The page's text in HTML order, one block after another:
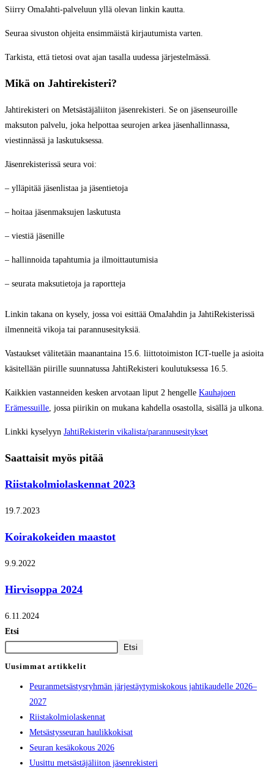
Siirry OmaJahti-palveluun yllä olevan linkin kautta.
Seuraa sivuston ohjeita ensimmäistä kirjautumista varten.
Tarkista, että tietosi ovat ajan tasalla uudessa järjestelmässä.
Mikä on Jahtirekisteri?
Jahtirekisteri on Metsästäjäliiton jäsenrekisteri. Se on jäsenseuroille
maksuton palvelu, joka helpottaa seurojen arkea jäsenhallinnassa,
viestinnässä ja laskutuksessa.
Jäsenrekisterissä seura voi:
– ylläpitää jäsenlistaa ja jäsentietoja
– hoitaa jäsenmaksujen laskutusta
– viestiä jäsenille
– hallinnoida tapahtumia ja ilmoittautumisia
– seurata maksutietoja ja raportteja
Linkin takana on kysely, jossa voi esittää OmaJahdin ja JahtiRekisterissä
ilmenneitä vikoja tai parannusesityksiä.
Vastaukset välitetään maanantaina 15.6. liittotoimiston ICT-tuelle ja asioita
käsitellään piirille suunnatussa JahtiRekisteri koulutuksessa 16.5.
Kaikkien vastanneiden kesken arvotaan liput 2 hengelle Kauhajoen
Erämessuille, jossa piirikin on mukana kahdella osastolla, sisällä ja ulkona.
Linkki kyselyyn JahtiRekisterin vikalista/parannusesitykset
Saattaisit myös pitää
Riistakolmiolaskennat 2023
19.7.2023
Koirakokeiden maastot
9.9.2022
Hirvisoppa 2024
6.11.2024
Etsi
Etsi
Uusimmat artikkelit
Peuranmetsästysryhmän järjestäytymiskokous jahtikaudelle 2026–
2027
Riistakolmiolaskennat
Metsästysseuran haulikkokisat
Seuran kesäkokous 2026
Uusittu metsästäjäliiton jäsenrekisteri